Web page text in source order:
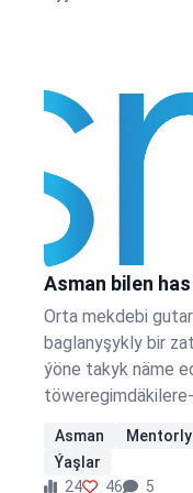
Asman bilen
Orta mekdebi
baglanyşykly bir
ýöne takyk näme
gitmelidigimi ýa-
bilemokdym. Daş-
Asman
Ýaşlar
24
46 5